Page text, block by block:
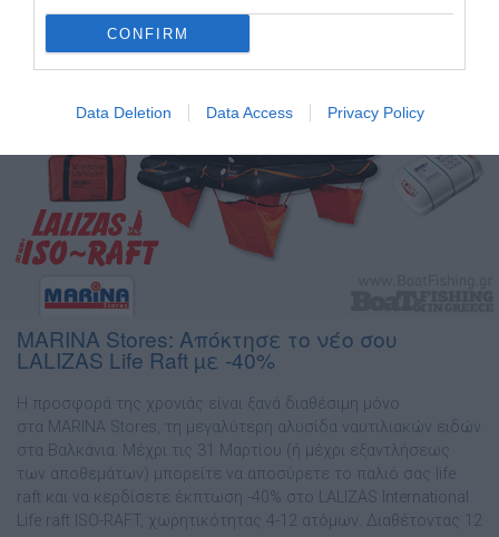
CONFIRM
Data Deletion Data Access Privacy Policy
MARINA Stores: Απόκτησε το νέο σου
LALIZAS Life Raft µε -40%
Η προσφορά της χρονιάς είναι ξανά διαθέσιµη µόνο
στα MARINA Stores, τη µεγαλύτερη αλυσίδα ναυτιλιακών ειδών
στα Βαλκάνια. Μέχρι τις 31 Μαρτίου (ή µέχρι εξαντλήσεως
των αποθεµάτων) µπορείτε να αποσύρετε το παλιό σας life
raft και να κερδίσετε έκπτωση -40% στο LALIZAS International
Life raft ISO-RAFT, χωρητικότητας 4-12 ατόµων. ∆ιαθέτοντας 12